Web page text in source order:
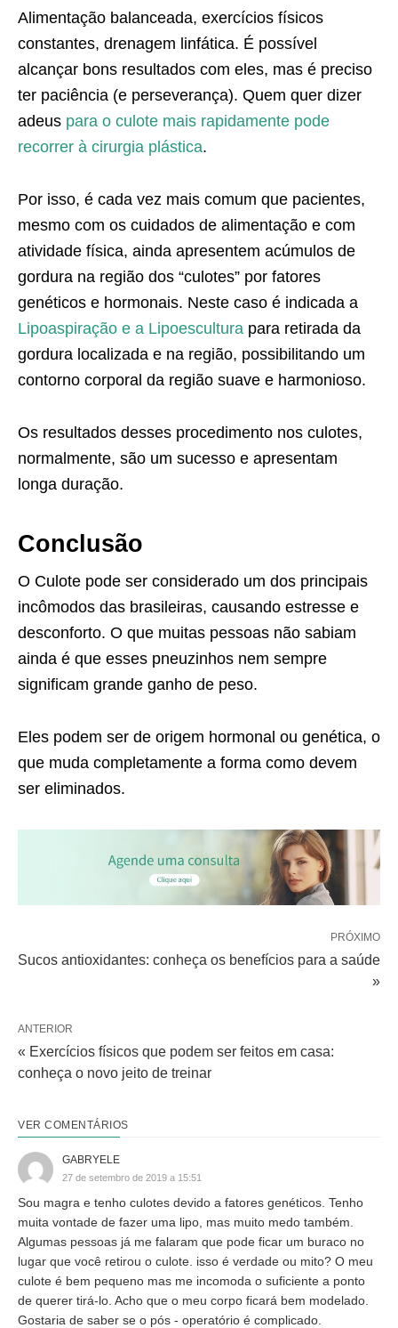
Alimentação balanceada, exercícios físicos
constantes, drenagem linfática. É possível
alcançar bons resultados com eles, mas é preciso
ter paciência (e perseverança). Quem quer dizer
adeus para o culote mais rapidamente pode
recorrer à cirurgia plástica.
Por isso, é cada vez mais comum que pacientes,
mesmo com os cuidados de alimentação e com
atividade física, ainda apresentem acúmulos de
gordura na região dos “culotes” por fatores
genéticos e hormonais. Neste caso é indicada a
Lipoaspiração e a Lipoescultura para retirada da
gordura localizada e na região, possibilitando um
contorno corporal da região suave e harmonioso.
Os resultados desses procedimento nos culotes,
normalmente, são um sucesso e apresentam
longa duração.
Conclusão
O Culote pode ser considerado um dos principais
incômodos das brasileiras, causando estresse e
desconforto. O que muitas pessoas não sabiam
ainda é que esses pneuzinhos nem sempre
significam grande ganho de peso.
Eles podem ser de origem hormonal ou genética, o
que muda completamente a forma como devem
ser eliminados.
PRÓXIMO
Sucos antioxidantes: conheça os benefícios para a saúde
»
ANTERIOR
« Exercícios físicos que podem ser feitos em casa:
conheça o novo jeito de treinar
VER COMENTÁRIOS
GABRYELE
27 de setembro de 2019 a 15:51
Sou magra e tenho culotes devido a fatores genéticos. Tenho
muita vontade de fazer uma lipo, mas muito medo também.
Algumas pessoas já me falaram que pode ficar um buraco no
lugar que você retirou o culote. isso é verdade ou mito? O meu
culote é bem pequeno mas me incomoda o suficiente a ponto
de querer tirá-lo. Acho que o meu corpo ficará bem modelado.
Gostaria de saber se o pós - operatório é complicado.